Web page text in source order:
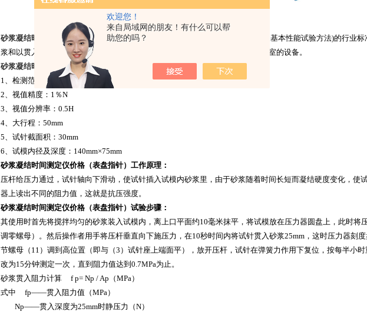
欢迎您！
来自局域网的朋友！有什么可以帮
助您的吗？
砂浆凝结时间测定仪价格（表盘指针）是根据中华人民共和国JGJ10-90(建筑砂浆基本性能试验方法)的行业
浆和以贯入阻力表示的凝结速度和凝结时间，是各建筑科研单位、大专院校试验室的设备。
砂浆凝结时间测定仪价格（表盘指针）技术参数：
1、检测范围： 0-100N
2、视值精度：1％N
3、视值分辨率：0.5H
4、大行程：50mm
5、试针截面积：30mm
6、试模内径及深度：140mm×75mm
砂浆凝结时间测定仪价格 （表盘指针）工作原理：
压杆给压力通过，试针轴向下滑动，使试针插入试模内砂浆里，由于砂浆随着时间长短而凝结硬度变化，使
器上读出不同的阻力值，这就是抗压强度。
砂浆凝结时间测定仪价格 （表盘指针）试验步骤：
其使用时首先将搅拌均匀的砂浆装入试模内，离上口平面约10毫米抹平，将试模放在压力器圆盘上，此时将
调零螺母）。然后操作者用手将压杆垂直向下施压力，在10秒时间内将试针贯入砂浆25mm，这时压力器刻
节螺母（11）调到高位置（即与（3）试针座上端面平），放开压杆，试针在弹簧力作用下复位，按每半小
改为15分钟测定一次，直到阻力值达到0.7MPa为止。
砂浆贯入阻力计算 f p= Np / Ap（MPa）
式中 fp——贯入阻力值（MPa）
Np——贯入深度为25mm时静压力（N）